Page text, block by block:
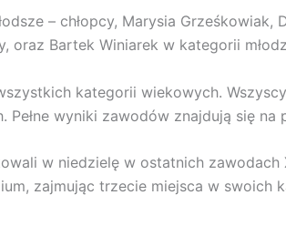
– chłopcy, Marysia
oraz Bartek Winiarek w kategorii
kategorii wiekowych.
wyniki zawodów znajdują się na
w niedzielę w ostatnich zawodach
zajmując trzecie miejsca w swoich